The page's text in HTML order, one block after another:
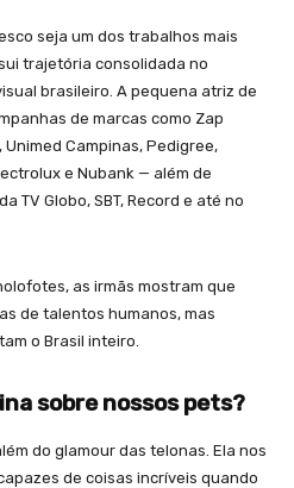
seja um dos trabalhos mais
trajetória consolidada no
brasileiro. A pequena atriz de
de marcas como Zap
Campinas, Pedigree,
e Nubank — além de
TV Globo, SBT, Record e até no
as irmãs mostram que
de talentos humanos, mas
o Brasil inteiro.
sobre nossos pets?
do glamour das telonas. Ela nos
de coisas incríveis quando